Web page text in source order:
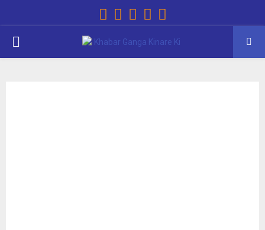
Facebook
Instagram
Youtube
Email
PRIMARY